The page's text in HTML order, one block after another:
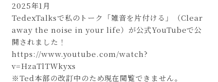
2025年1月
TedexTalksで私のトーク「雑音を片付ける」（Clear
away the noise in your life）が公式YouTubeで公
開されました！
https://www.youtube.com/watch?
v=HzaTlTWkyxs
※Ted本部の改訂中のため現在閲覧できません。